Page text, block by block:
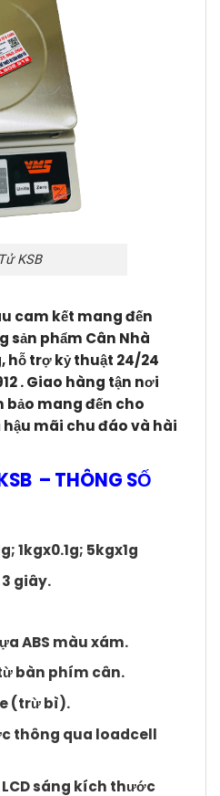
KSB
cam kết mang đến
sản phẩm Cân Nhà
hỗ trợ kỷ thuật 24/24
. Giao hàng tận nơi
bảo mang đến cho
mãi chu đáo và hài
– THÔNG SỐ
1kgx0.1g; 5kgx1g
giây.
ABS màu xám.
bàn phím cân.
(trừ bì).
thông qua loadcell
sáng kích thước